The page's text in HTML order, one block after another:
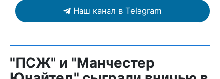
Наш канал в Telegram
"ПСЖ" и "Манчестер